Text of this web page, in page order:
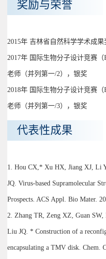
奖励与荣誉
2015年 吉林省自然科学学术成果
2017年 国际生物分子设计竞赛
老师（并列第一/2），银奖
2018年 国际生物分子设计竞赛
老师（并列第一/3），银奖
代表性成果
1. Hou CX,* Xu HX, Jiang XJ, Li
JQ. Virus-based Supramolecular
Prospects. ACS Appl. Bio Mater.
2. Zhang TR, Zeng XZ, Guan
Liu JQ. * Construction of a
encapsulating a TMV disk. Chem.